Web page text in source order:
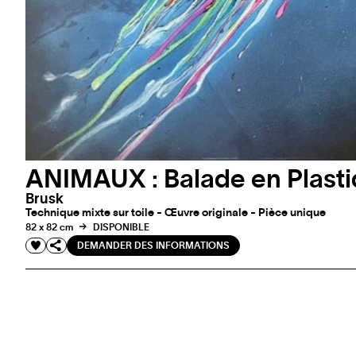
ANIMAUX : Balade en
Brusk
Technique mixte sur toile - Œuvre originale - Pièce unique
82 x 82 cm
DISPONIBLE
DEMANDER DES INFORMATIONS